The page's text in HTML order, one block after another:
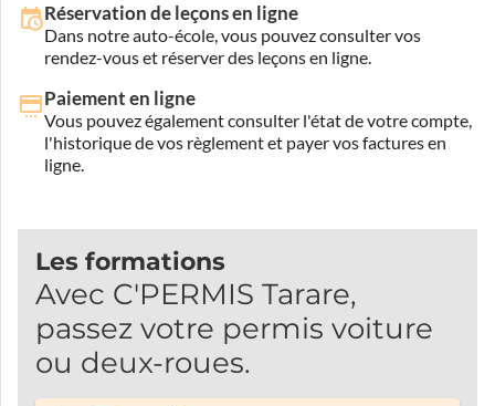
Réservation de leçons en ligne
Dans notre auto-école, vous pouvez consulter vos
rendez-vous et réserver des leçons en ligne.
Paiement en ligne
Vous pouvez également consulter l'état de votre compte,
l'historique de vos règlement et payer vos factures en
ligne.
Les formations
Avec C'PERMIS Tarare,
passez votre permis voiture
ou deux-roues.